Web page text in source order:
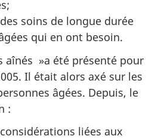
soins de longue durée
qui en ont besoin.
aînés »a été présenté pour
Il était alors axé sur les
âgées. Depuis, le
:
liées aux